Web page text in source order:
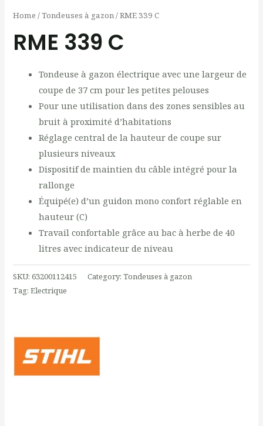
Home /Tondeuses à gazon/ RME 339 C
RME 339 C
Tondeuse à gazon électrique avec une largeur de
coupe de 37 cm pour les petites pelouses
Pour une utilisation dans des zones sensibles au
bruit à proximité d’habitations
Réglage central de la hauteur de coupe sur
plusieurs niveaux
Dispositif de maintien du câble intégré pour la
rallonge
Équipé(e) d’un guidon mono confort réglable en
hauteur (C)
Travail confortable grâce au bac à herbe de 40
litres avec indicateur de niveau
SKU:63200112415 Category:Tondeuses à gazon
Tag:Electrique